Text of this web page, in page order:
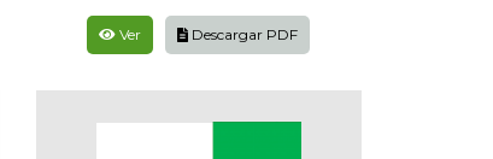
Ver Descargar PDF